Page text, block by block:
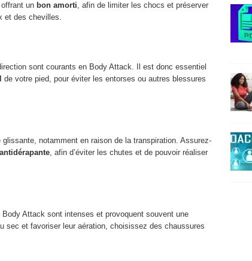
un bon amorti, afin de limiter les chocs et préserver
et des chevilles.
sont courants en Body Attack. Il est donc essentiel
de votre pied, pour éviter les entorses ou autres blessures
notamment en raison de la transpiration. Assurez-
, afin d’éviter les chutes et de pouvoir réaliser
Attack sont intenses et provoquent souvent une
sec et favoriser leur aération, choisissez des chaussures